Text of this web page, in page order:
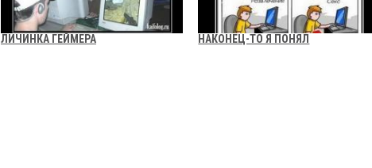
ЛИЧИНКА ГЕЙМЕРА НАКОНЕЦ-ТО Я ПОНЯЛ